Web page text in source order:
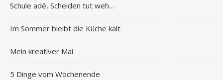
Schule adé, Scheiden tut weh…
Im Sommer bleibt die Küche kalt
Mein kreativer Mai
5 Dinge vom Wochenende